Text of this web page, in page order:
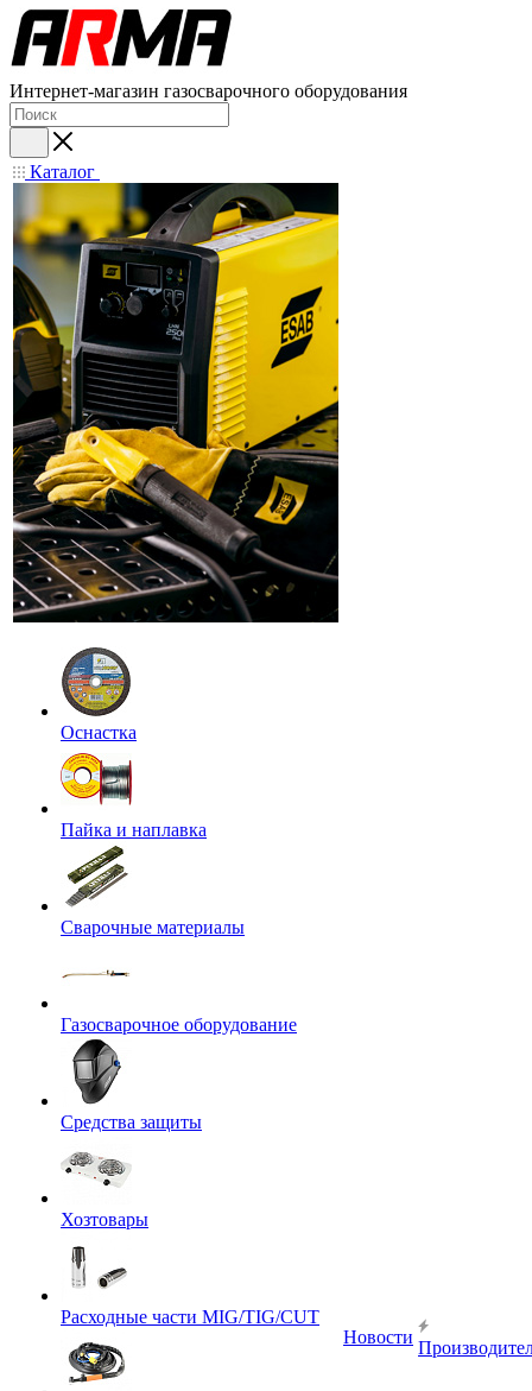
Интернет-магазин газосварочного оборудования
Каталог
Оснастка
Пайка и наплавка
Сварочные материалы
Газосварочное оборудование
Средства защиты
Хозтовары
Расходные части MIG/TIG/CUT
Новости